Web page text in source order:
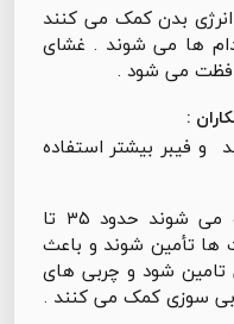
بدن کمک می کنند
ها می شوند . غشای
می شود .
:
و فیبر بیشتر استفاده
رژیم های کم کربوهیدرات باعث می شوند حدود ۳۵ تا
ها تأمین شوند و باعث
تامین شود و چربی های
سوزی کمک می کنند .